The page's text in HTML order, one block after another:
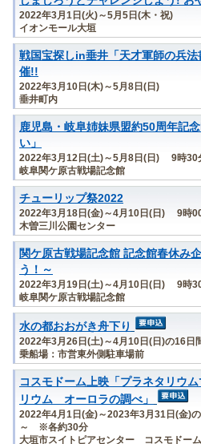
2022年3月1日(火)～5月5日(木・祝)
イオンモール大垣
戦国宝探しin垂井「天才軍師の兵
催!!
2022年3月10日(木)～5月8日(日)
垂井町内
鹿児島・岐阜姉妹県盟約50周年記
い」
2022年3月12日(土)～5月8日(日) 9時30
岐阜関ケ原古戦場記念館
チューリップ祭2022
2022年3月18日(金)～4月10日(日) 9時
木曽三川公園センター
関ケ原古戦場記念館 記念館春休み
う！～
2022年3月19日(土)～4月10日(日) 9時
岐阜関ケ原古戦場記念館
水の都おおがき舟下り
2022年3月26日(土)～4月10日(日)の16日
乗船場：市営東外側駐車場前
コスモドーム上映「プラネタリウ
リウム オーロラの調べ」
2022年4月1日(金)～2023年3月31日(金)
～ ※各約30分
大垣市スイトピアセンター コスモドーム